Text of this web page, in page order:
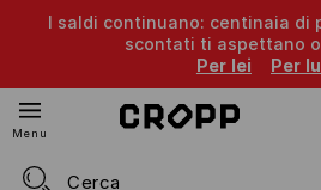
I saldi continuano: centinaia di
scontati ti aspettano
Per lei
Per
Menu